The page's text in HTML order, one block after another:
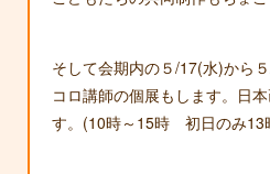
そして会期内の５/17(水)から
コロ講師の個展もします。日
す。(10時～15時 初日のみ13